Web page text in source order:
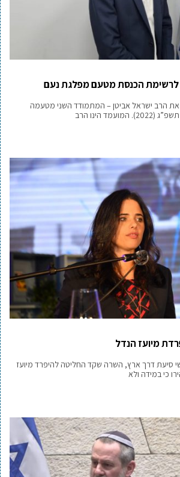
הכנסת מטעם מפלגת נעם
הרב ישראל אביטן – המתמודד השני מטעמה
הינו הרב
מיועז הנדל
סיעת דרך ארץ, השרה שקד החליטה להיפרד מיועז
כי במידה ולא